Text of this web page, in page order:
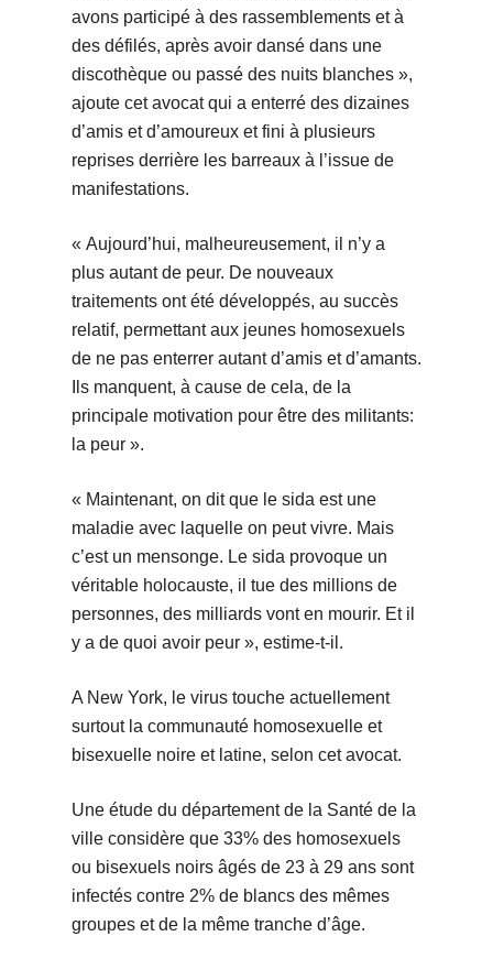
avons participé à des rassemblements et à
des défilés, après avoir dansé dans une
discothèque ou passé des nuits blanches »,
ajoute cet avocat qui a enterré des dizaines
d’amis et d’amoureux et fini à plusieurs
reprises derrière les barreaux à l’issue de
manifestations.
« Aujourd’hui, malheureusement, il n’y a
plus autant de peur. De nouveaux
traitements ont été développés, au succès
relatif, permettant aux jeunes homosexuels
de ne pas enterrer autant d’amis et d’amants.
Ils manquent, à cause de cela, de la
principale motivation pour être des militants:
la peur ».
« Maintenant, on dit que le sida est une
maladie avec laquelle on peut vivre. Mais
c’est un mensonge. Le sida provoque un
véritable holocauste, il tue des millions de
personnes, des milliards vont en mourir. Et il
y a de quoi avoir peur », estime-t-il.
A New York, le virus touche actuellement
surtout la communauté homosexuelle et
bisexuelle noire et latine, selon cet avocat.
Une étude du département de la Santé de la
ville considère que 33% des homosexuels
ou bisexuels noirs âgés de 23 à 29 ans sont
infectés contre 2% de blancs des mêmes
groupes et de la même tranche d’âge.